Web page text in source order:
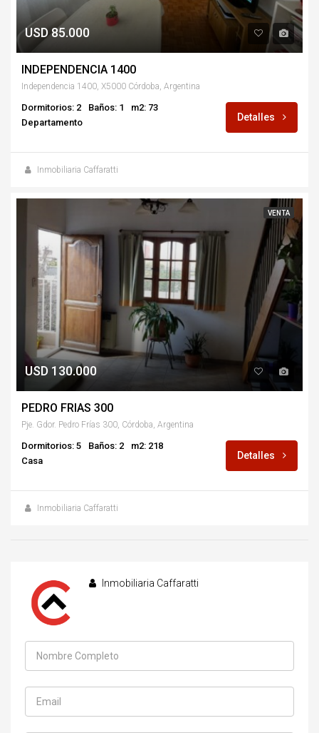
USD 85.000
INDEPENDENCIA 1400
Independencia 1400, X5000 Córdoba, Argentina
Dormitorios: 2 Baños: 1
m2: 73
Departamento
Detalles
Inmobiliaria Caffaratti
VENTA
USD 130.000
PEDRO FRIAS 300
Pje. Gdor. Pedro Frías 300, Córdoba, Argentina
Dormitorios: 5 Baños: 2
m2: 218
Casa
Detalles
Inmobiliaria Caffaratti
Inmobiliaria Caffaratti